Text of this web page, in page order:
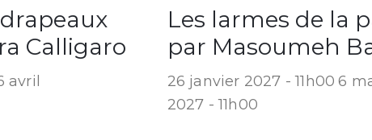
Calligaro
avril
Les larmes de la
par Masoumeh
26 janvier 2027 - 11h00 6
2027 - 11h00